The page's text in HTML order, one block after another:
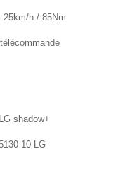
25km/h / 85Nm
shadow+
10 LG